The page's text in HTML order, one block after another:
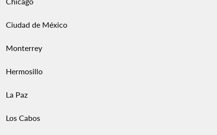
Ciudad de México
Monterrey
Hermosillo
La Paz
Los Cabos